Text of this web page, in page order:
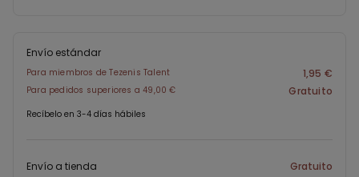
Envío estándar
Para miembros de Tezenis Talent 1,95 €
Para pedidos superiores a 49,00 € Gratuito
Recíbelo en 3-4 días hábiles
Envío a tienda Gratuito